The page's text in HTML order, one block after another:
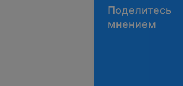
Поделитесь
мнением